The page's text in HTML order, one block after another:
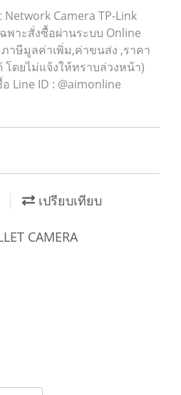
Camera TP-Link
ฉพาะสั่งซื้อผ่านระบบ Online
าษีมูลค่าเพิ่ม,ค่าขนส่ง ,ราคา
โดยไม่แจ้งให้ทราบล่วงหน้า)
Line ID : @aimonline
เปรียบเทียบ
CAMERA